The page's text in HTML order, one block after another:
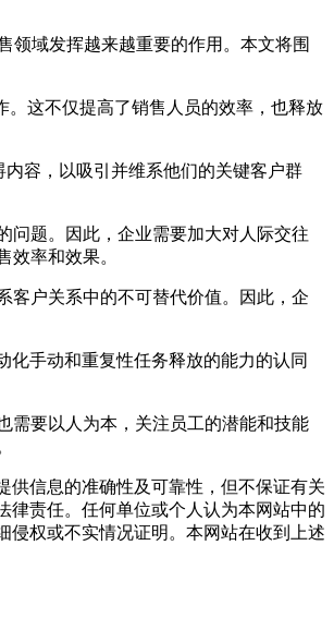
域发挥越来越重要的作用。本文将围
这不仅提高了销售人员的效率，也释放
容，以吸引并维系他们的关键客户群
题。因此，企业需要加大对人际交往
率和效果。
户关系中的不可替代价值。因此，企
手动和重复性任务释放的能力的认同
要以人为本，关注员工的潜能和技能
信息的准确性及可靠性，但不保证有关
律责任。任何单位或个人认为本网站中的
侵权或不实情况证明。本网站在收到上述